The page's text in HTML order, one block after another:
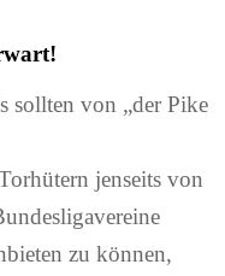
sollten von „der Pike
jenseits von
zu können,